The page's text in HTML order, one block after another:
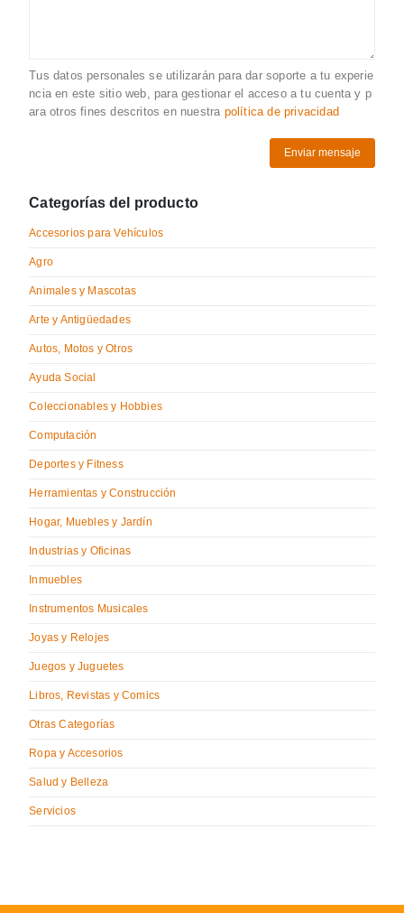
Tus datos personales se utilizarán para dar soporte a tu experie
ncia en este sitio web, para gestionar el acceso a tu cuenta y p
ara otros fines descritos en nuestra política de privacidad
Categorías del producto
Accesorios para Vehículos
Agro
Animales y Mascotas
Arte y Antigüedades
Autos, Motos y Otros
Ayuda Social
Coleccionables y Hobbies
Computación
Deportes y Fitness
Herramientas y Construcción
Hogar, Muebles y Jardín
Industrias y Oficinas
Inmuebles
Instrumentos Musicales
Joyas y Relojes
Juegos y Juguetes
Libros, Revistas y Comics
Otras Categorías
Ropa y Accesorios
Salud y Belleza
Servicios